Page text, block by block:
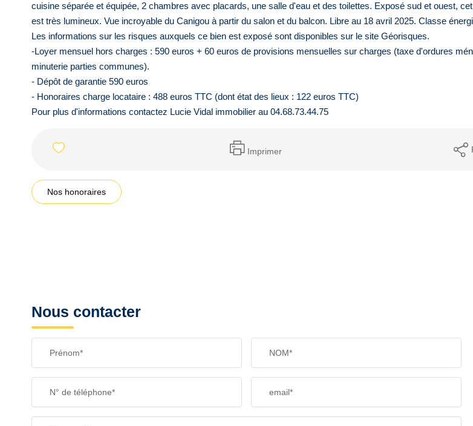
cuisine séparée et équipée, 2 chambres avec placards, une salle d'eau et des toilettes. Exposé sud et ouest,
est très lumineux. Vue incroyable du Canigou à partir du salon et du balcon. Libre au 18 avril 2025. Classe
Les informations sur les risques auxquels ce bien est exposé sont disponibles sur le site Géorisques.
-Loyer mensuel hors charges : 590 euros + 60 euros de provisions mensuelles sur charges (taxe d'ordures
minuterie parties communes).
- Dépôt de garantie 590 euros
- Honoraires charge locataire : 488 euros TTC (dont état des lieux : 122 euros TTC)
Pour plus d'informations contactez Lucie Vidal immobilier au 04.68.73.44.75
Imprimer
Nos honoraires
Nous contacter
Prénom* NOM*
N° de téléphone* email*